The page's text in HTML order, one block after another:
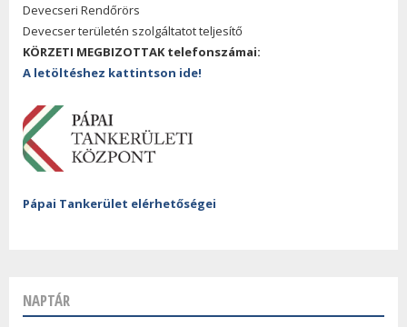
Devecseri Rendőrörs
Devecser területén szolgáltatot teljesítő
KÖRZETI MEGBIZOTTAK telefonszámai:
A letöltéshez kattintson ide!
Pápai Tankerület elérhetőségei
NAPTÁR